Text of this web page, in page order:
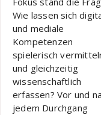
Wie lassen sich
und mediale
Kompetenzen
spielerisch
und gleichzeitig
wissenschaftlich
erfassen? Vor und
jedem Durchgang